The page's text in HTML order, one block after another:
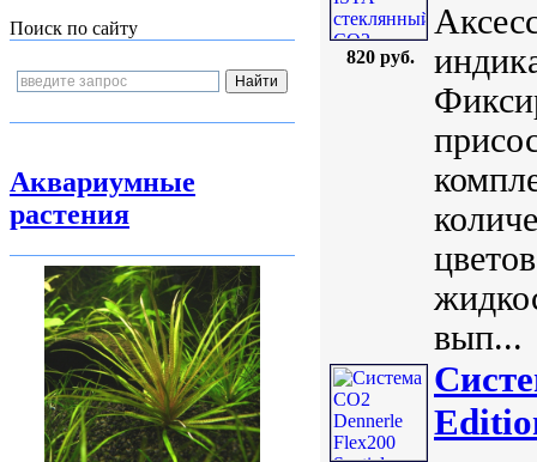
Поиск по сайту
Аквариумные
растения
820 руб.
вып...